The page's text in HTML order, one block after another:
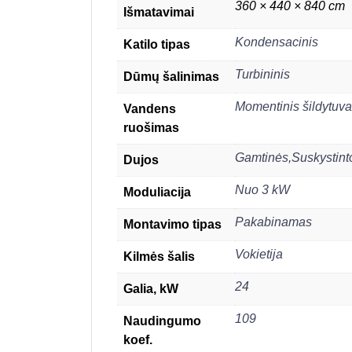
Išmatavimai 360 × 440 × 840 cm
Katilo tipas Kondensacinis
Dūmų šalinimas Turbininis
Vandens
ruošimas
Momentinis
Dujos
Moduliacija Nuo 3 kW
Montavimo tipas Pakabinamas
Kilmės šalis Vokietija
Galia, kW 24
Naudingumo
koef.
109